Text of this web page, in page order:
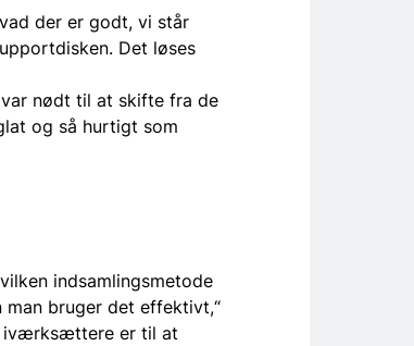
der er godt, vi står
Det løses
var nødt til at skifte fra de
og så hurtigt som
indsamlingsmetode
bruger det effektivt,“
iværksættere er til at